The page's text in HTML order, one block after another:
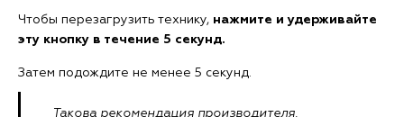
Чтобы перезагрузить технику, нажмите и удерживайте
эту кнопку в течение 5 секунд.
Затем подождите не менее 5 секунд.
Такова рекомендация производителя.